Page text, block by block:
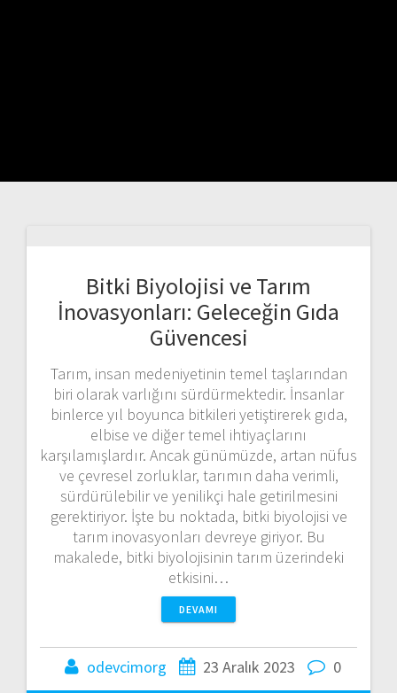
Bitki Biyolojisi ve Tarım
İnovasyonları: Geleceğin Gıda
Güvencesi
Tarım, insan medeniyetinin temel taşlarından
biri olarak varlığını sürdürmektedir. İnsanlar
binlerce yıl boyunca bitkileri yetiştirerek gıda,
elbise ve diğer temel ihtiyaçlarını
karşılamışlardır. Ancak günümüzde, artan nüfus
ve çevresel zorluklar, tarımın daha verimli,
sürdürülebilir ve yenilikçi hale getirilmesini
gerektiriyor. İşte bu noktada, bitki biyolojisi ve
tarım inovasyonları devreye giriyor. Bu
makalede, bitki biyolojisinin tarım üzerindeki
etkisini…
DEVAMI
odevcimorg 23 Aralık 2023 0